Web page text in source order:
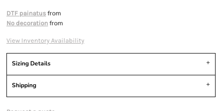
DTF painatus from
No decoration from
View Inventory Availability
Sizing Details
Shipping